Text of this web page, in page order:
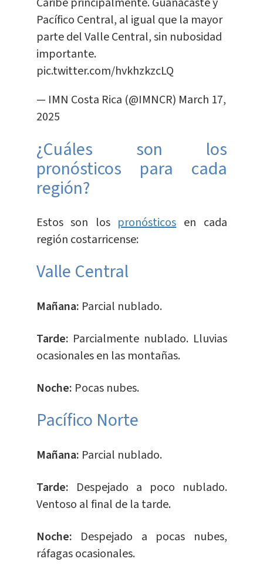
Pacífico Central, al igual que la mayor
parte del Valle Central, sin nubosidad
importante.
pic.twitter.com/hvkhzkzcLQ
— IMN Costa Rica (@IMNCR) March 17,
2025
¿Cuáles son los
pronósticos para cada
región?
Estos son los pronósticos en cada
región costarricense:
Valle Central
Mañana: Parcial nublado.
Tarde: Parcialmente nublado. Lluvias
ocasionales en las montañas.
Noche: Pocas nubes.
Pacífico Norte
Mañana: Parcial nublado.
Tarde: Despejado a poco nublado.
Ventoso al final de la tarde.
Noche: Despejado a pocas nubes,
ráfagas ocasionales.